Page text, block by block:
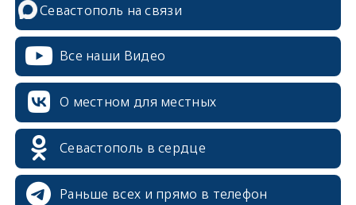
Севастополь на связи
Все наши Видео
О местном для местных
Севастополь в сердце
Раньше всех и прямо в телефон